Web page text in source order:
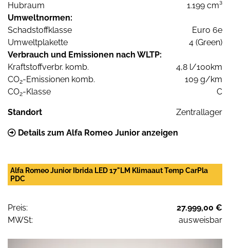
Hubraum
1.199 cm³
Umweltnormen:
Schadstoffklasse
Euro 6e
Umweltplakette
4 (Green)
Verbrauch und Emissionen nach WLTP:
Kraftstoffverbr. komb.
4,8 l/100km
CO2-Emissionen komb.
109 g/km
CO2-Klasse C
Standort Zentrallager
Details zum Alfa Romeo Junior anzeigen
Alfa Romeo Junior Ibrida LED 17"LM Klimaaut Temp CarPla
PDC
Preis:
27.999,00 €
MWSt:
ausweisbar